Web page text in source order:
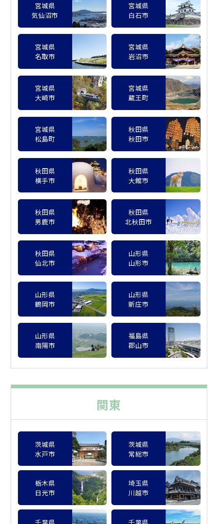
宮城県
気仙沼市
宮城県
白石市
宮城県
名取市
宮城県
岩沼市
宮城県
大崎市
宮城県
蔵王町
宮城県
松島町
秋田県
秋田市
秋田県
横手市
秋田県
大館市
秋田県
男鹿市
秋田県
北秋田市
秋田県
仙北市
山形県
山形市
山形県
鶴岡市
山形県
新庄市
山形県
南陽市
福島県
郡山市
関東
茨城県
水戸市
茨城県
常総市
栃木県
日光市
埼玉県
川越市
千葉県 千葉県